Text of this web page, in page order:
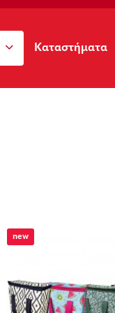
Καταστήματα
new